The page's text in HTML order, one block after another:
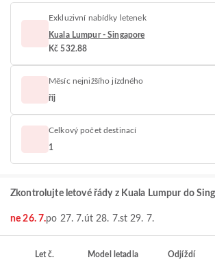
Exkluzivní nabídky letenek
Kuala Lumpur - Singapore
Kč 532.88
Měsíc nejnižšího jízdného
říj
Celkový počet destinací
1
Zkontrolujte letové řády z Kuala Lumpur do
ne 26. 7.po 27. 7.út 28. 7.st 29. 7.
Let č. Model letadla Odjíždí